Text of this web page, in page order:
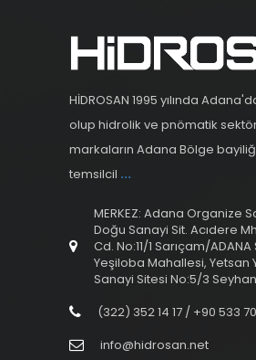
HİDROSAN 1995 yılında
olup hidrolik ve pnömatik
markaların Adana Bölge
temsilcil ...
MERKEZ: Adana Organize
Doğu Sanayi Sit. Acıdere
Cd. No:11/1 Sarıçam/ADANA
Yeşiloba Mahallesi, Yetsan
Sanayi Sitesi No:5/3
(322) 352 14 17 / +90 533
info@hidrosan.net